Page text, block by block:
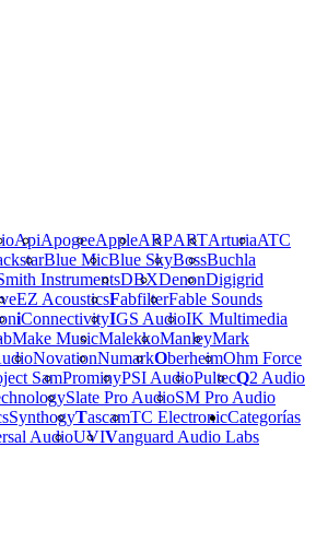
ApiApogeeAppleARPARTArturiaATC
Blue MicBlue SkyBossBuchla
InstrumentsDBXDenonDigigrid
EZ AcousticsFabfilterFable Sounds
iConnectivityIGS AudioIK Multimedia
Make MusicMalekkoManleyMark
NovationNumarkOberheimOhm Force
SamProminyPSI AudioPultecQ2 Audio
Slate Pro AudioSM Pro Audio
SynthogyTascamTC Electronic
AudioUVIVanguard Audio Labs
Categorías